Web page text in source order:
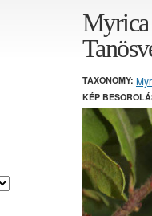
Myrica
TAXONOMY:
KÉP